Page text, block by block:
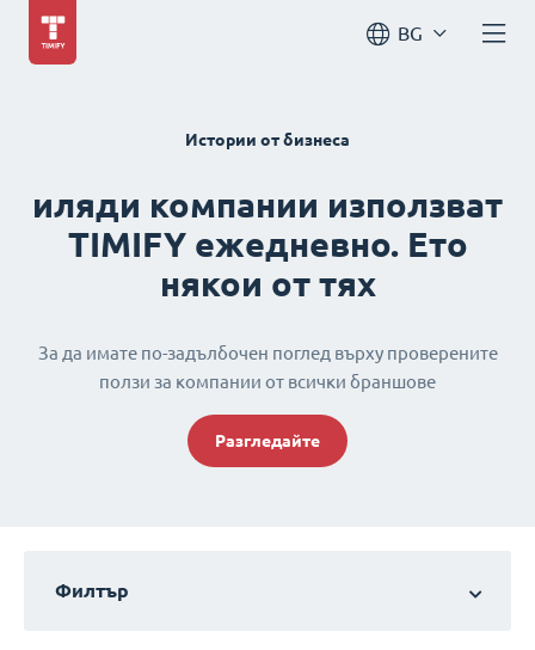
BG
Истории от бизнеса
иляди компании използват
TIMIFY ежедневно. Ето
някои от тях
За да имате по-задълбочен поглед върху проверените
ползи за компании от всички браншове
Разгледайте
Филтър